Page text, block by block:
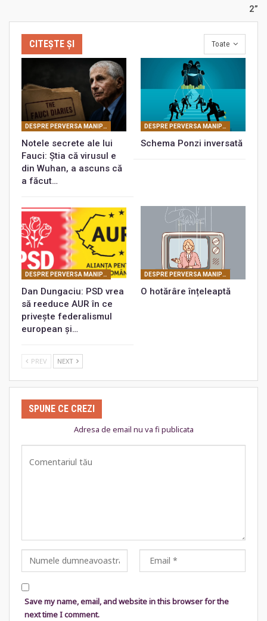
2”
Toate
CITEȘTE ȘI
DESPRE PERVERSA MANIPULARE MASONICĂ
Notele secrete ale lui
Fauci: Știa că virusul e
din Wuhan, a ascuns că
a făcut…
DESPRE PERVERSA MANIPULARE MASONICĂ
Schema Ponzi inversată
DESPRE PERVERSA MANIPULARE MASONICĂ
Dan Dungaciu: PSD vrea
să reeduce AUR în ce
privește federalismul
european și…
DESPRE PERVERSA MANIPULARE MASONICĂ
O hotărâre înțeleaptă
PREV NEXT
SPUNE CE CREZI
Adresa de email nu va fi publicata
Save my name, email, and website in this browser for the
next time I comment.